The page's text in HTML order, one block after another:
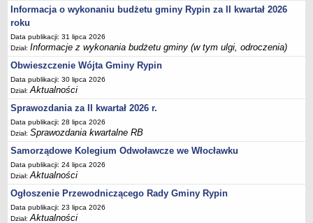
Dług publiczny
Realizacja inwestycji
Sprawozdania z wykonania budżetu
Sprawozdania kwartalne RB
Sprawozdania finansowe
Informacje z wykonania budżetu gminy (w tym ulgi, odroczenia)
Interpretacje indywidualne
SPRAWY DO ZAŁATWIENIA
BUDOWA PRZYDOMOWYCH OCZYSZCZALNI ŚCIEKÓW -
DOFINANSOWANIE
Preferencyjny zakup węgla
Wykaz spraw
Informacja o wykonaniu budżetu gminy Rypin za II kwartał 2026
roku
Data publikacji: 31 lipca 2026
Dział:Informacje z wykonania budżetu gminy (w tym ulgi, odroczenia)
Obwieszczenie Wójta Gminy Rypin
Data publikacji: 30 lipca 2026
Dział:Aktualności
Sprawozdania za II kwartał 2026 r.
Data publikacji: 28 lipca 2026
Dział:Sprawozdania kwartalne RB
Samorządowe Kolegium Odwoławcze we Włocławku
Data publikacji: 24 lipca 2026
Dział:Aktualności
Ogłoszenie Przewodniczącego Rady Gminy Rypin
Data publikacji: 23 lipca 2026
Dział:Aktualności